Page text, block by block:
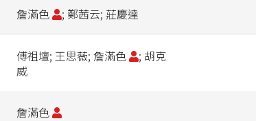
詹滿色 ; 鄭茜云; 莊慶達
傅祖壇; 王思薇; 詹滿色
; 胡克
威
詹滿色